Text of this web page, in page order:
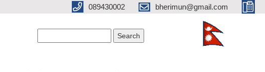
089430002 bherimun@gmail.com